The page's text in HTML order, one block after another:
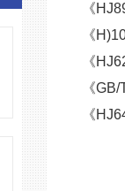
《
《
《
《
《